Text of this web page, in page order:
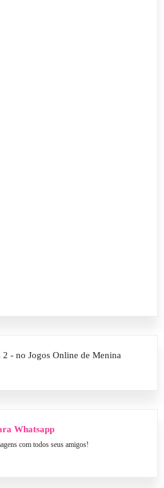
- no Jogos Online de Menina
Whatsapp
com todos seus amigos!